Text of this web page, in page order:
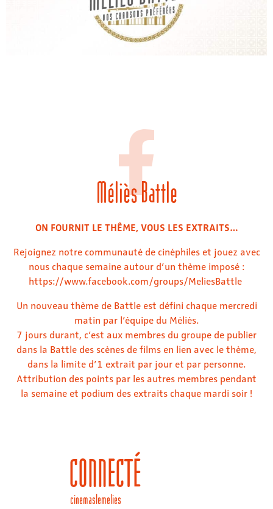
Méliès Battle
ON FOURNIT LE THÊME, VOUS LES EXTRAITS…
Rejoignez notre communauté de cinéphiles et jouez avec
nous chaque semaine autour d’un thème imposé :
https://www.facebook.com/groups/MeliesBattle
Un nouveau thème de Battle est défini chaque mercredi
matin par l’équipe du Méliès.
7 jours durant, c’est aux membres du groupe de publier
dans la Battle des scènes de films en lien avec le thème,
dans la limite d’1 extrait par jour et par personne.
Attribution des points par les autres membres pendant
la semaine et podium des extraits chaque mardi soir !
Cinemaslemelies